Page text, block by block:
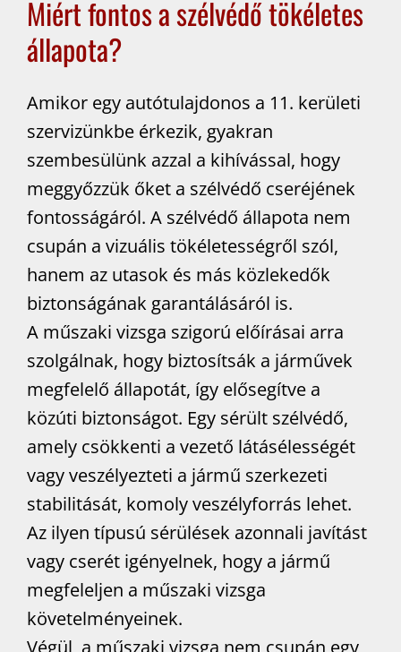
Miért fontos a szélvédő tökéletes
állapota?
Amikor egy autótulajdonos a 11. kerületi
szervizünkbe érkezik, gyakran
szembesülünk azzal a kihívással, hogy
meggyőzzük őket a szélvédő cseréjének
fontosságáról. A szélvédő állapota nem
csupán a vizuális tökéletességről szól,
hanem az utasok és más közlekedők
biztonságának garantálásáról is.
A műszaki vizsga szigorú előírásai arra
szolgálnak, hogy biztosítsák a járművek
megfelelő állapotát, így elősegítve a
közúti biztonságot. Egy sérült szélvédő,
amely csökkenti a vezető látásélességét
vagy veszélyezteti a jármű szerkezeti
stabilitását, komoly veszélyforrás lehet.
Az ilyen típusú sérülések azonnali javítást
vagy cserét igényelnek, hogy a jármű
megfeleljen a műszaki vizsga
követelményeinek.
Végül, a műszaki vizsga nem csupán egy